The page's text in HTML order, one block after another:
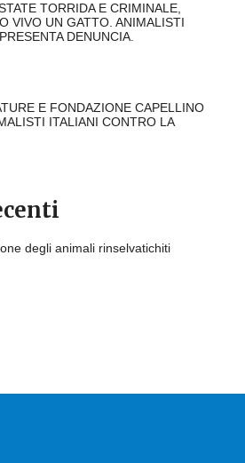
TORRIDA E CRIMINALE,
VIVO UN GATTO. ANIMALISTI
DENUNCIA.
E FONDAZIONE CAPELLINO
ITALIANI CONTRO LA
degli animali rinselvatichiti